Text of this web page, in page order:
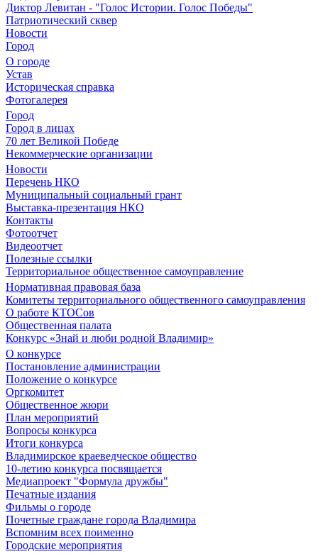
Диктор Левитан - "Голос Истории. Голос Победы"
Патриотический сквер
Новости
Город
О городе
Устав
Историческая справка
Фотогалерея
Город
Город в лицах
70 лет Великой Победе
Некоммерческие организации
Новости
Перечень НКО
Муниципальный социальный грант
Выставка-презентация НКО
Контакты
Фотоотчет
Видеоотчет
Полезные ссылки
Территориальное общественное самоуправление
Нормативная правовая база
Комитеты территориального общественного самоуправления
О работе КТОСов
Общественная палата
Конкурс «Знай и люби родной Владимир»
О конкурсе
Постановление администрации
Положение о конкурсе
Оргкомитет
Общественное жюри
План мероприятий
Вопросы конкурса
Итоги конкурса
Владимирское краеведческое общество
10-летию конкурса посвящается
Медиапроект "Формула дружбы"
Печатные издания
Фильмы о городе
Почетные граждане города Владимира
Вспомним всех поименно
Городские мероприятия